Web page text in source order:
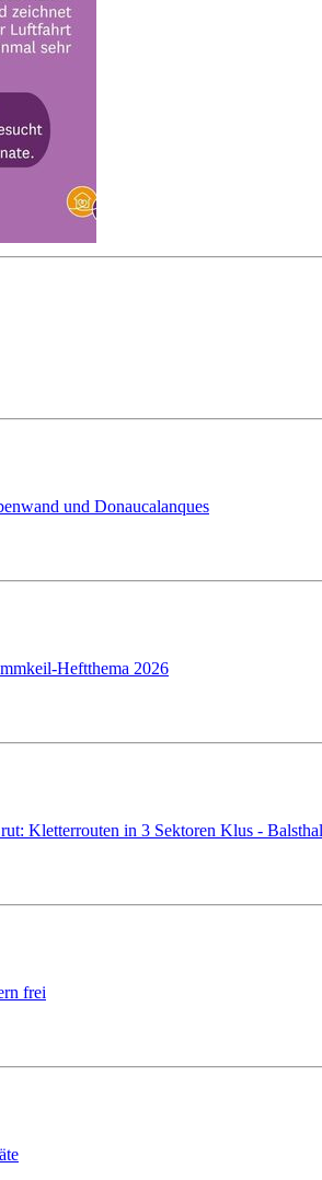
und Donaucalanques
Heftthema 2026
Kletterrouten in 3 Sektoren Klus - Balsthal
frei